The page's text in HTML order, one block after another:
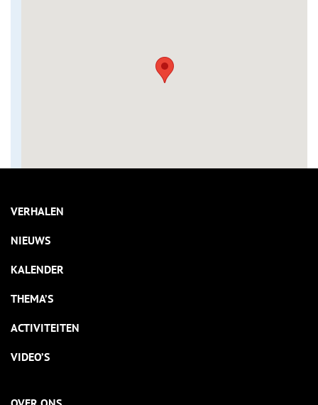
VERHALEN
NIEUWS
KALENDER
THEMA’S
ACTIVITEITEN
VIDEO’S